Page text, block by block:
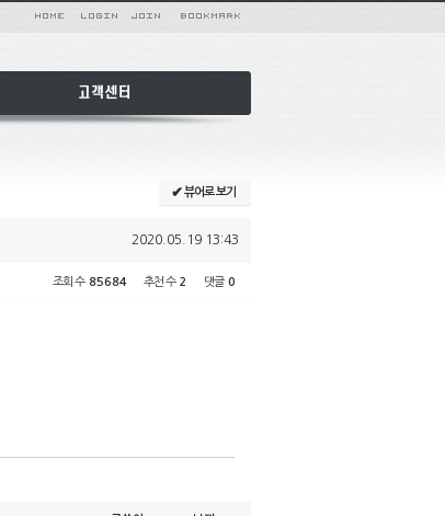
✔뷰어로 보기
2020.05.19 13:43
조회 수 85684 추천 수 2 댓글 0